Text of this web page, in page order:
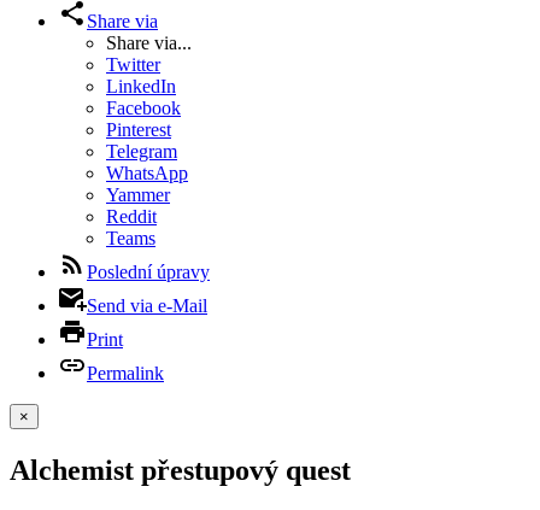
Share via
Share via...
Twitter
LinkedIn
Facebook
Pinterest
Telegram
WhatsApp
Yammer
Reddit
Teams
Poslední úpravy
Send via e-Mail
Print
Permalink
×
Alchemist přestupový quest